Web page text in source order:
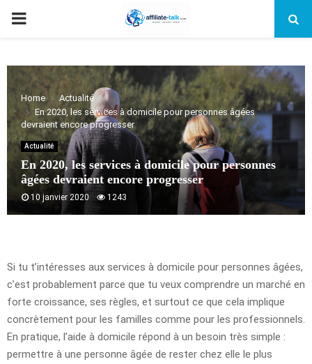
PRIMARY
Home
Actualité
En 2020, les services à domicile pour personnes âgées
devraient encore progresser
Actualité
En 2020, les services à domicile pour personnes
âgées devraient encore progresser
10 janvier 2020 1243
Si tu t’intéresses aux services à domicile pour personnes âgées,
c’est probablement parce que tu veux comprendre un marché en
forte croissance, ses règles, et surtout ce que cela implique
concrètement pour les familles comme pour les professionnels.
En pratique, l’aide à domicile répond à un besoin très simple :
permettre à une personne âgée de rester chez elle le plus